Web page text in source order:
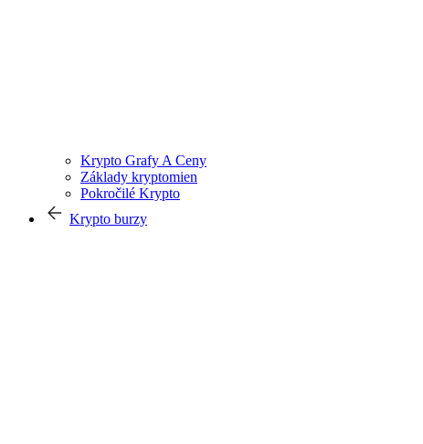
Krypto Grafy A Ceny
Základy kryptomien
Pokročilé Krypto
Krypto burzy